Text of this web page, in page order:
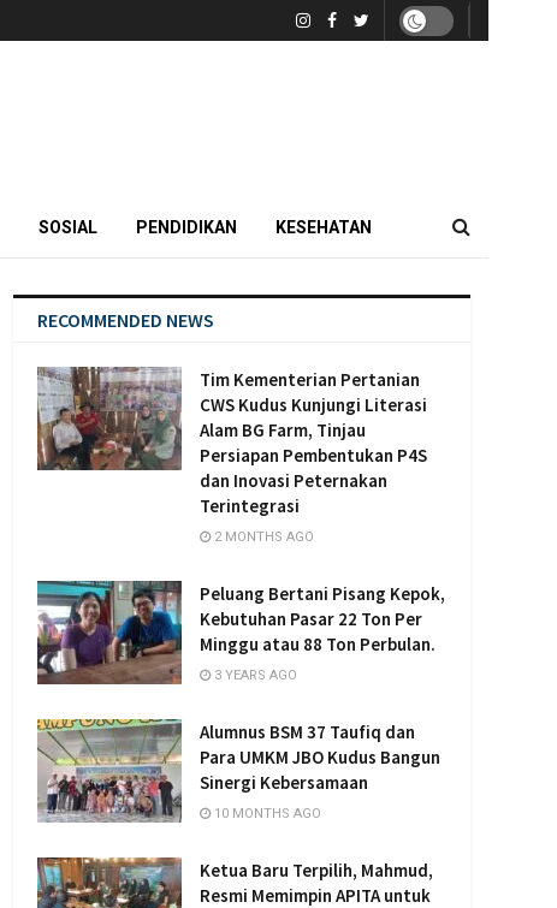
SOSIAL PENDIDIKAN KESEHATAN
RECOMMENDED NEWS
Tim Kementerian Pertanian
CWS Kudus Kunjungi Literasi
Alam BG Farm, Tinjau
Persiapan Pembentukan P4S
dan Inovasi Peternakan
Terintegrasi
2 MONTHS AGO
Peluang Bertani Pisang Kepok,
Kebutuhan Pasar 22 Ton Per
Minggu atau 88 Ton Perbulan.
3 YEARS AGO
Alumnus BSM 37 Taufiq dan
Para UMKM JBO Kudus Bangun
Sinergi Kebersamaan
10 MONTHS AGO
Ketua Baru Terpilih, Mahmud,
Resmi Memimpin APITA untuk